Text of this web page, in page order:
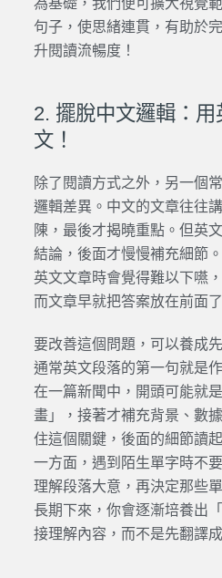
為基礎，我們便可擴大視覺
句子，使思緒連貫，有助於
升閱讀流暢度！
2. 擺脫中文邏輯：
文！
除了閱讀方式之外，另一個
邏輯差異。中文的文章往往
陳，最後才揭曉重點。但英
結論，後面才慢慢補充細節
英文文章時會覺得難以下嚥
而文章早就把答案放在前面了
要改善這個問題，可以養成
通常英文段落的第一句就是
在一篇新聞中，開頭可能就
畫」，接著才補充背景、數
住這個關鍵，後面的細節讀
一方面，遇到陌生單字時不
理解段落大意，再決定那些
長期下來，你會逐漸培養出
接理解內容，而不是先翻譯